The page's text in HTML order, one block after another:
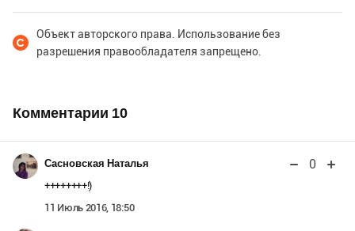
Объект авторского права. Использование без
разрешения правообладателя запрещено.
Комментарии 10
Сасновская Наталья 0
++++++++!)
11 Июль 2016, 18:50